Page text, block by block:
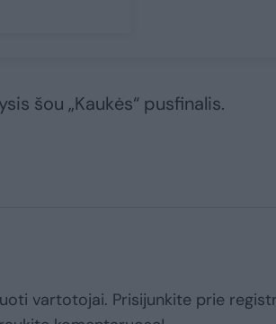
šou „Kaukės“ pusfinalis.
vartotojai. Prisijunkite prie